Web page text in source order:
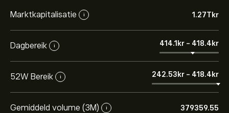
Marktkapitalisatie i 1.27T‎kr‎
Dagbereik i 414.1‎kr‎ - 418.4‎kr‎
52W Bereik i 242.53‎kr‎ - 418.4‎kr‎
Gemiddeld volume (3M) i 379359.55